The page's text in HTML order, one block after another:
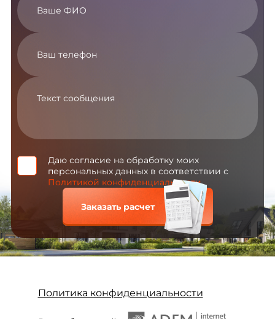
Даю согласие на обработку моих
персональных данных в соответствии с
Политикой конфиденциальности
Заказать расчет
Политика конфиденциальности